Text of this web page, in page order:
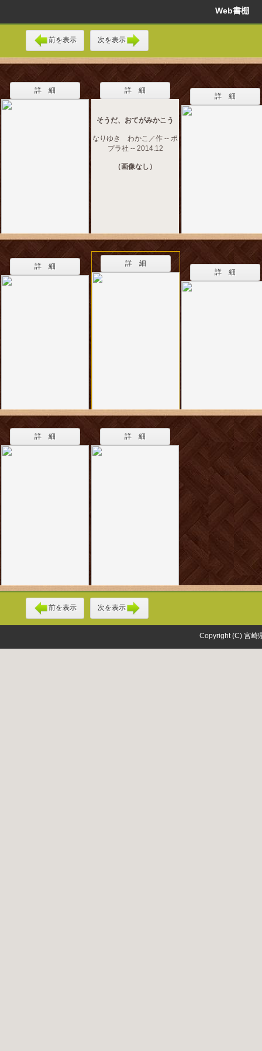
Web書棚
前を表示 次を表示
詳 細 詳 細
そうだ、おてがみかこう
なりゆき わかこ／作 -- ポ
プラ社 -- 2014.12
（画像なし）
詳 細
詳 細
詳 細
詳 細
詳 細 詳 細
前を表示 次を表示
Copyright (C) 宮崎